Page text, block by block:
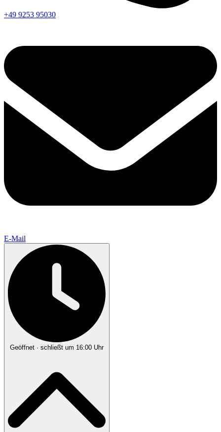
+49 9253 95030
E-Mail
Geöffnet · schließt um 16:00 Uhr